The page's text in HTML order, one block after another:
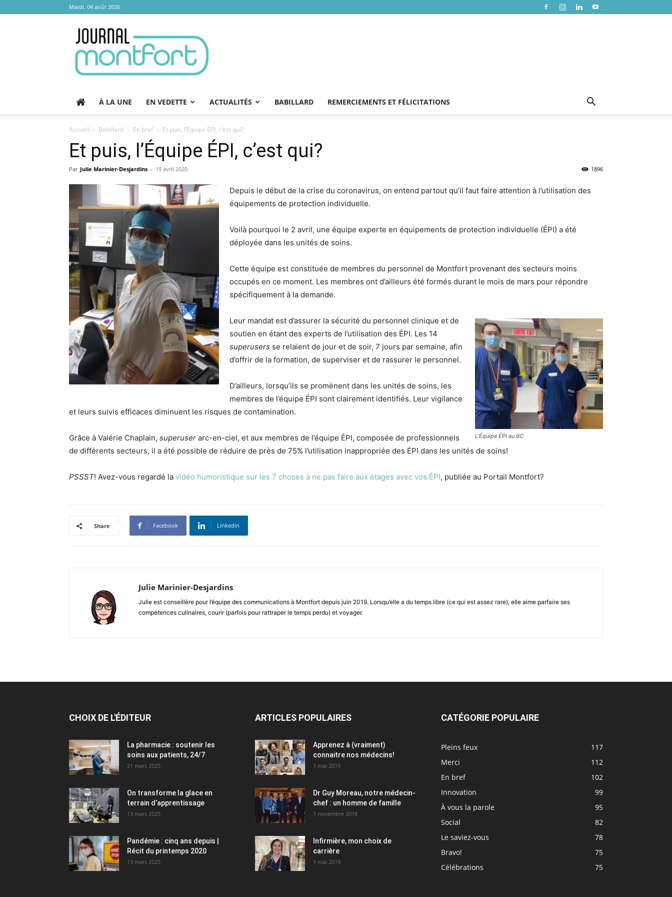
Mardi, 04 août 2026
Montfort
À LA UNE EN VEDETTE ACTUALITÉS BABILLARD REMERCIEMENTS ET FÉLICITATIONS
Accueil Babillard En bref Et puis, l’Équipe ÉPI, c’est qui?
Et puis, l’Équipe ÉPI, c’est qui?
Par Julie Marinier-Desjardins - 19 avril 2020 1896
Depuis le début de la crise du coronavirus, on entend partout qu’il faut faire attention à l’utilisation des
équipements de protection individuelle.
Voilà pourquoi le 2 avril, une équipe experte en équipements de protection individuelle (ÉPI) a été
déployée dans les unités de soins.
Cette équipe est constituée de membres du personnel de Montfort provenant des secteurs moins
occupés en ce moment. Les membres ont d’ailleurs été formés durant le mois de mars pour répondre
spécifiquement à la demande.
L’Équipe ÉPI au 6C
Leur mandat est d’assurer la sécurité du personnel clinique et de
soutien en étant des experts de l’utilisation des ÉPI. Les 14
superusers se relaient de jour et de soir, 7 jours par semaine, afin
d’offrir de la formation, de superviser et de rassurer le personnel.
D’ailleurs, lorsqu’ils se promènent dans les unités de soins, les
membres de l’équipe ÉPI sont clairement identifiés. Leur vigilance
et leurs suivis efficaces diminuent les risques de contamination.
Grâce à Valérie Chaplain, superuser arc-en-ciel, et aux membres de l’équipe ÉPI, composée de professionnels
de différents secteurs, il a été possible de réduire de près de 75% l’utilisation inappropriée des ÉPI dans les unités de soins!
PSSST! Avez-vous regardé la vidéo humoristique sur les 7 choses à ne pas faire aux étages avec vos ÉPI, publiée au Portail Montfort?
Share Facebook Linkedin
Julie Marinier-Desjardins
Julie est conseillère pour l’équipe des communications à Montfort depuis juin 2019. Lorsqu’elle a du temps libre (ce qui est assez rare), elle aime parfaire ses
compétences culinaires, courir (parfois pour rattraper le temps perdu) et voyager.
CHOIX DE L'ÉDITEUR
La pharmacie : soutenir les
soins aux patients, 24/7
21 mars 2025
On transforme la glace en
terrain d’apprentissage
13 mars 2025
Pandémie : cinq ans depuis |
Récit du printemps 2020
13 mars 2025
ARTICLES POPULAIRES
Apprenez à (vraiment)
connaitre nos médecins!
1 mai 2019
Dr Guy Moreau, notre médecin-
chef : un homme de famille
1 novembre 2018
Infirmière, mon choix de
carrière
1 mai 2019
CATÉGORIE POPULAIRE
Pleins feux
117
Merci
112
En bref
102
Innovation
99
À vous la parole
95
Social
82
Le saviez-vous
78
Bravo!
75
Célébrations
75